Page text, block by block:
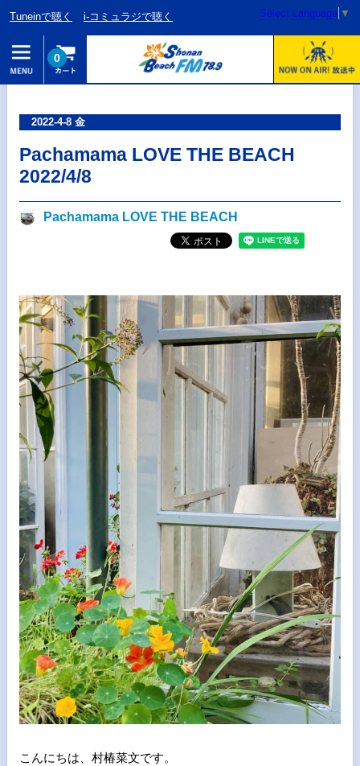
Tuneinで聴く i-コミュラジで聴く Select Language ▼
0
2022-4-8 金
Pachamama LOVE THE BEACH
2022/4/8
Pachamama LOVE THE BEACH
こんにちは、村椿菜文です。